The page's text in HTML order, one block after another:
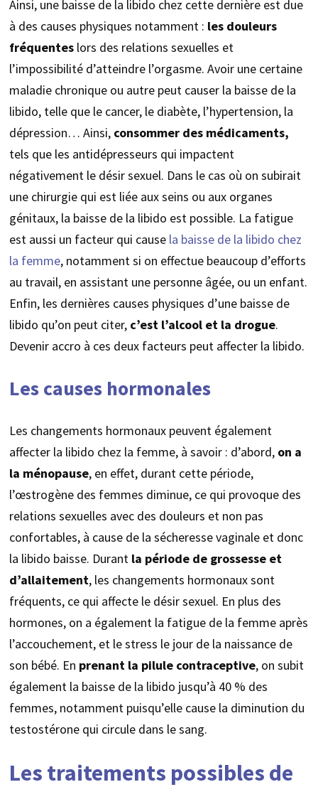
Ainsi, une baisse de la libido chez cette dernière est due
à des causes physiques notamment : les douleurs
fréquenteslors des relations sexuelles et
l’impossibilité d’atteindre l’orgasme. Avoir une certaine
maladie chronique ou autre peut causer la baisse de la
libido, telle que le cancer, le diabète, l’hypertension, la
dépression… Ainsi, consommer des médicaments,
tels que les antidépresseurs qui impactent
négativement le désir sexuel. Dans le cas où on subirait
une chirurgie qui est liée aux seins ou aux organes
génitaux, la baisse de la libido est possible. La fatigue
est aussi un facteur qui causela baisse de la libido chez
la femme, notamment si on effectue beaucoup d’efforts
au travail, en assistant une personne âgée, ou un enfant.
Enfin, les dernières causes physiques d’une baisse de
libido qu’on peut citer,c’est l’alcool et la drogue.
Devenir accro à ces deux facteurs peut affecter la libido.
Les causes hormonales
Les changements hormonaux peuvent également
affecter la libido chez la femme, à savoir : d’abord, on a
la ménopause, en effet, durant cette période,
l’œstrogène des femmes diminue, ce qui provoque des
relations sexuelles avec des douleurs et non pas
confortables, à cause de la sécheresse vaginale et donc
la libido baisse. Durant la période de grossesse et
d’allaitement, les changements hormonaux sont
fréquents, ce qui affecte le désir sexuel. En plus des
hormones, on a également la fatigue de la femme après
l’accouchement, et le stress le jour de la naissance de
son bébé. En prenant la pilule contraceptive, on subit
également la baisse de la libido jusqu’à 40 % des
femmes, notamment puisqu’elle cause la diminution du
testostérone qui circule dans le sang.
Les traitements possibles de